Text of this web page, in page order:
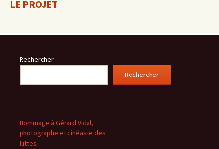
LE PROJET
Rechercher
Rechercher
Hommage à Gérard Vidal,
photographe et cinéaste des
luttes